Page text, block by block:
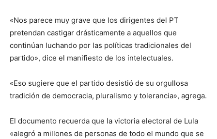
«Nos parece muy grave que los dirigentes del PT
pretendan castigar drásticamente a aquellos que
continúan luchando por las políticas tradicionales del
partido», dice el manifiesto de los intelectuales.
«Eso sugiere que el partido desistió de su orgullosa
tradición de democracia, pluralismo y tolerancia», agrega.
El documento recuerda que la victoria electoral de Lula
«alegró a millones de personas de todo el mundo que se